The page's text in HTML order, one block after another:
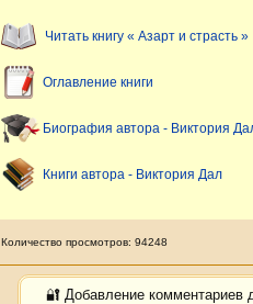
Читать книгу « Азарт и страсть »
Оглавление книги
Биография автора - Виктория
Книги автора - Виктория Дал
Количество просмотров: 94248
🔐 Добавление комментариев